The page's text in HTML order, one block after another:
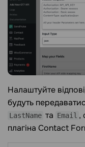
Налаштуйте
будуть
LastName та Email ,
плагіна Contact